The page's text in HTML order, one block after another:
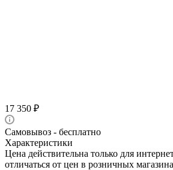
17 350 ₽
Самовывоз - бесплатно
Характеристики
Цена действительна только для
отличаться от цен в розничных